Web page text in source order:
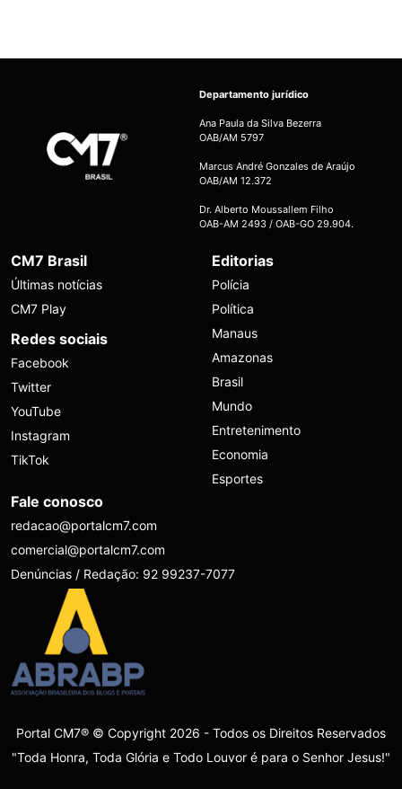
Departamento jurídico
Ana Paula da Silva Bezerra
OAB/AM 5797
Marcus André Gonzales de Araújo
OAB/AM 12.372
Dr. Alberto Moussallem Filho
OAB-AM 2493 / OAB-GO 29.904.
CM7 Brasil
Últimas notícias
CM7 Play
Redes sociais
Facebook
Twitter
YouTube
Instagram
TikTok
Editorias
Polícia
Política
Manaus
Amazonas
Brasil
Mundo
Entretenimento
Economia
Esportes
Fale conosco
redacao@portalcm7.com
comercial@portalcm7.com
Denúncias / Redação: 92 99237-7077
Portal CM7® © Copyright 2026 - Todos os Direitos Reservados
"Toda Honra, Toda Glória e Todo Louvor é para o Senhor Jesus!"